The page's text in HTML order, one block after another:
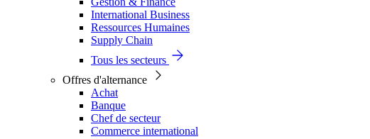
International Business
Ressources Humaines
Supply Chain
Tous les secteurs
Offres d'alternance
Achat
Banque
Chef de secteur
Commerce international